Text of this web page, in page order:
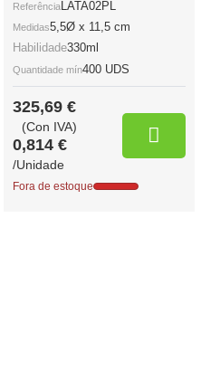
ReferênciaLATA02PL
Medidas5,5Ø x 11,5 cm
Habilidade330ml
Quantidade mín400 UDS
325,69 €
(Con IVA)
0,814 €
/Unidade
Fora de estoque